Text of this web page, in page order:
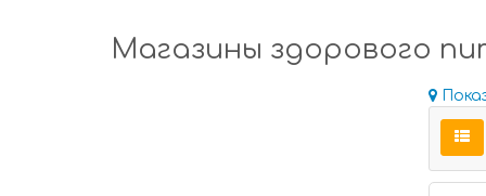
Магазины здорового